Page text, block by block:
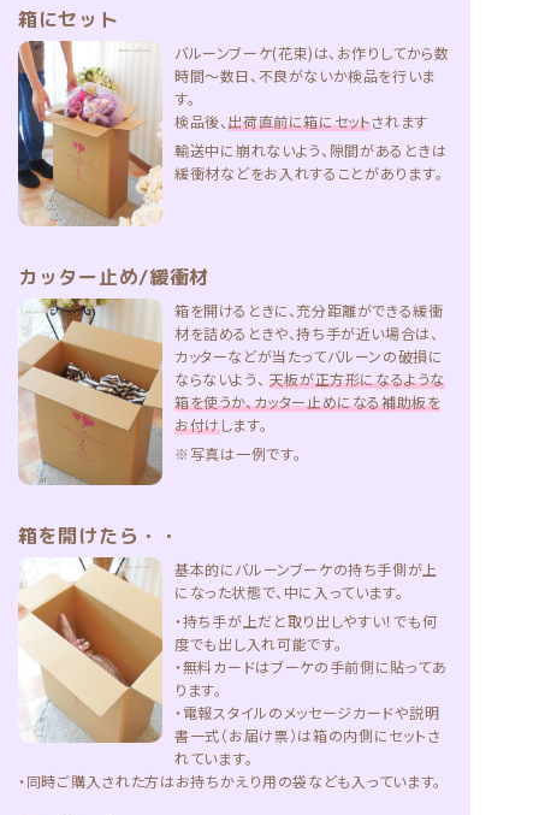
箱にセット
バルーンブーケ(花束)は、お作りしてから数
時間〜数日、不良がないか検品を行いま
す。
検品後、出荷直前に箱にセットされます
輸送中に崩れないよう、隙間があるときは
緩衝材などをお入れすることがあります。
カッター止め/緩衝材
箱を開けるときに、充分距離ができる緩衝
材を詰めるときや、持ち手が近い場合は、
カッターなどが当たってバルーンの破損に
ならないよう、 天板が正方形になるような
箱を使うか、カッター止めになる補助板を
お付けします。
※写真は一例です。
箱を開けたら・・
基本的にバルーンブーケの持ち手側が上
になった状態で、中に入っています。
・持ち手が上だと取り出しやすい！でも何
度でも出し入れ可能です。
・無料カードはブーケの手前側に貼ってあ
ります。
・電報スタイルのメッセージカードや説明
書一式（お届け票）は箱の内側にセットさ
れています。
・同時ご購入された方はお持ちかえり用の袋なども入っています。